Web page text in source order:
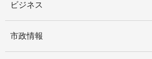
ビジネス
市政情報